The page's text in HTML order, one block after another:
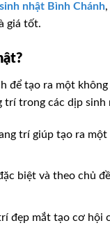
nhật Bình Chánh,
giá tốt.
để tạo ra một
trong các dịp sinh
trí giúp tạo ra một
biệt và theo chủ
đẹp mắt tạo cơ hội